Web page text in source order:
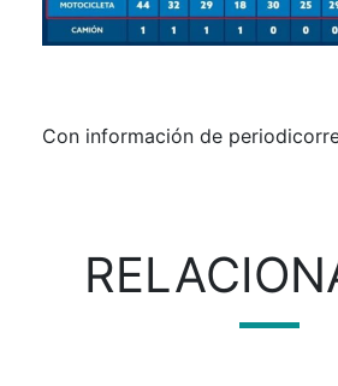
Con información de